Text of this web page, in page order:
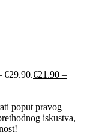
€29.90.€21.90 –
poput pravog
iskustva,